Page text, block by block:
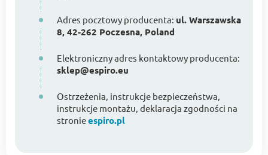
Adres pocztowy producenta: ul. Warszawska
8, 42-262 Poczesna, Poland
Elektroniczny adres kontaktowy producenta:
sklep@espiro.eu
Ostrzeżenia, instrukcje bezpieczeństwa,
instrukcje montażu, deklaracja zgodności na
stronieespiro.pl